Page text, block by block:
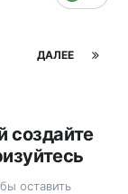
ДАЛЕЕ
создайте
оставить